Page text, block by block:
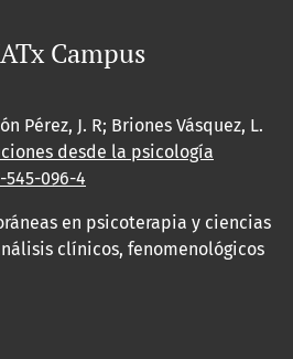
Campus
Pérez, J. R; Briones Vásquez, L.
desde la psicología
545-096-4
en psicoterapia y ciencias
clínicos, fenomenológicos